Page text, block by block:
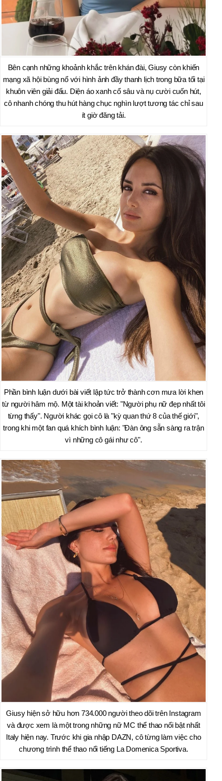
Bên cạnh những khoảnh khắc trên khán đài, Giusy còn khiến
mạng xã hội bùng nổ với hình ảnh đầy thanh lịch trong bữa tối tại
khuôn viên giải đấu. Diện áo xanh cổ sâu và nụ cười cuốn hút,
cô nhanh chóng thu hút hàng chục nghìn lượt tương tác chỉ sau
ít giờ đăng tải.
Phần bình luận dưới bài viết lập tức trở thành cơn mưa lời khen
từ người hâm mộ. Một tài khoản viết: "Người phụ nữ đẹp nhất tôi
từng thấy". Người khác gọi cô là "kỳ quan thứ 8 của thế giới",
trong khi một fan quá khích bình luận: "Đàn ông sẵn sàng ra trận
vì những cô gái như cô".
Giusy hiện sở hữu hơn 734.000 người theo dõi trên Instagram
và được xem là một trong những nữ MC thể thao nổi bật nhất
Italy hiện nay. Trước khi gia nhập DAZN, cô từng làm việc cho
chương trình thể thao nổi tiếng La Domenica Sportiva.